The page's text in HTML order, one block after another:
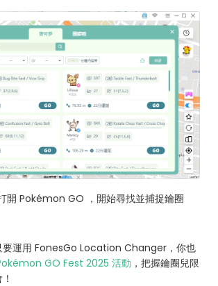
開 Pokémon GO ，開始尋找並捕捉鑰圈
要運用 FonesGo Location Changer，你也
GO Fest 2025 活動 ，把握鑰圈兒限